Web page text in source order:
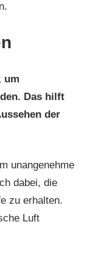
um
Das hilft
der
unangenehme
dabei, die
zu erhalten.
Luft